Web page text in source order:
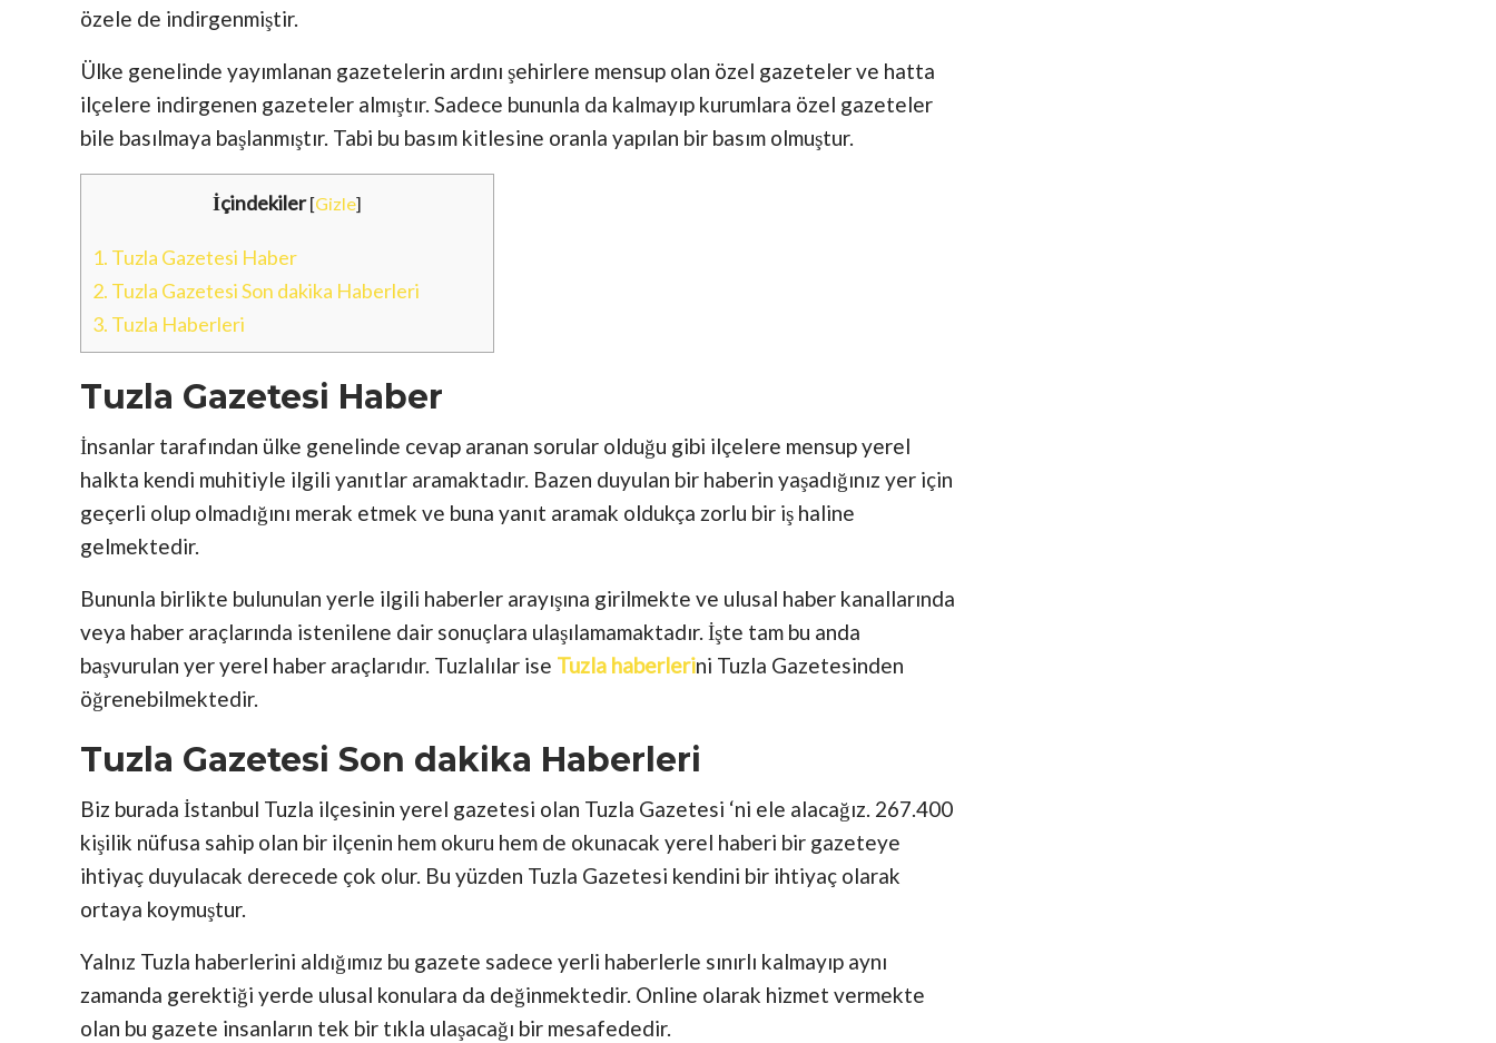
özele de indirgenmiştir.
Ülke genelinde yayımlanan gazetelerin ardını şehirlere mensup olan özel gazeteler ve hatta
ilçelere indirgenen gazeteler almıştır. Sadece bununla da kalmayıp kurumlara özel gazeteler
bile basılmaya başlanmıştır. Tabi bu basım kitlesine oranla yapılan bir basım olmuştur.
İçindekiler [Gizle]
1. Tuzla Gazetesi Haber
2. Tuzla Gazetesi Son dakika Haberleri
3. Tuzla Haberleri
Tuzla Gazetesi Haber
İnsanlar tarafından ülke genelinde cevap aranan sorular olduğu gibi ilçelere mensup yerel
halkta kendi muhitiyle ilgili yanıtlar aramaktadır. Bazen duyulan bir haberin yaşadığınız yer için
geçerli olup olmadığını merak etmek ve buna yanıt aramak oldukça zorlu bir iş haline
gelmektedir.
Bununla birlikte bulunulan yerle ilgili haberler arayışına girilmekte ve ulusal haber kanallarında
veya haber araçlarında istenilene dair sonuçlara ulaşılamamaktadır. İşte tam bu anda
başvurulan yer yerel haber araçlarıdır. Tuzlalılar ise Tuzla haberlerini Tuzla Gazetesinden
öğrenebilmektedir.
Tuzla Gazetesi Son dakika Haberleri
Biz burada İstanbul Tuzla ilçesinin yerel gazetesi olan Tuzla Gazetesi ‘ni ele alacağız. 267.400
kişilik nüfusa sahip olan bir ilçenin hem okuru hem de okunacak yerel haberi bir gazeteye
ihtiyaç duyulacak derecede çok olur. Bu yüzden Tuzla Gazetesi kendini bir ihtiyaç olarak
ortaya koymuştur.
Yalnız Tuzla haberlerini aldığımız bu gazete sadece yerli haberlerle sınırlı kalmayıp aynı
zamanda gerektiği yerde ulusal konulara da değinmektedir. Online olarak hizmet vermekte
olan bu gazete insanların tek bir tıkla ulaşacağı bir mesafededir.